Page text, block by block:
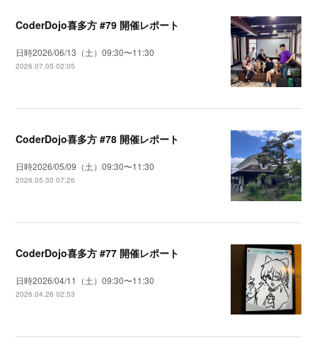
CoderDojo喜多方 #79 開催レポート
日時2026/06/13（土）09:30〜11:30
2026.07.05 02:05
CoderDojo喜多方 #78 開催レポート
日時2026/05/09（土）09:30〜11:30
2026.05.30 07:26
CoderDojo喜多方 #77 開催レポート
日時2026/04/11（土）09:30〜11:30
2026.04.26 02:53